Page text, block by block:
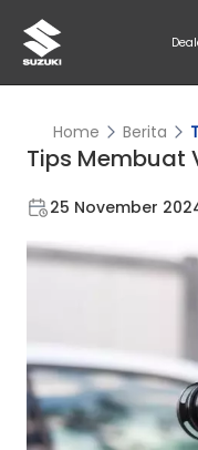
Home Berita
Tips Membuat
25 November